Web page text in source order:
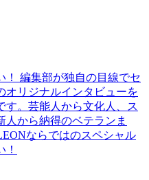
！ 編集部が独自の目線でセ
オリジナルインタビューを
す。芸能人から文化人、ス
人から納得のベテランま
ならではのスペシャル
！